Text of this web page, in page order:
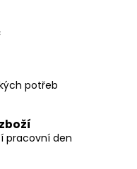
potřeb
pracovní den